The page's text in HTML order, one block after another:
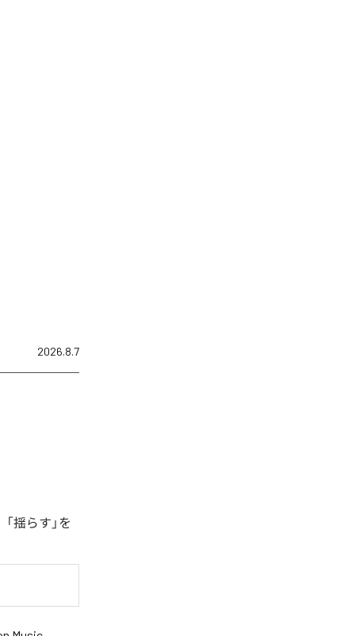
2026.8.7
揺らす」を